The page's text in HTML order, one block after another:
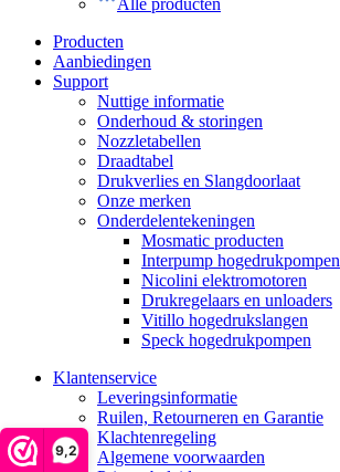
9,2
Alle producten
Producten
Aanbiedingen
Support
Nuttige informatie
Onderhoud & storingen
Nozzletabellen
Draadtabel
Drukverlies en Slangdoorlaat
Onze merken
Onderdelentekeningen
Mosmatic producten
Interpump hogedrukpompen
Nicolini elektromotoren
Drukregelaars en unloaders
Vitillo hogedrukslangen
Speck hogedrukpompen
Klantenservice
Leveringsinformatie
Ruilen, Retourneren en Garantie
Klachtenregeling
Algemene voorwaarden